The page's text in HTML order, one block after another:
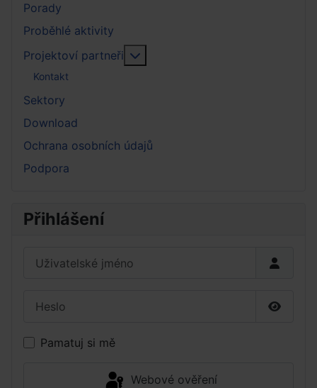
Porady
Proběhlé aktivity
Projektoví partneři
Kontakt
Sektory
Download
Ochrana osobních údajů
Podpora
Přihlášení
Pamatuj si mě
Webové ověření